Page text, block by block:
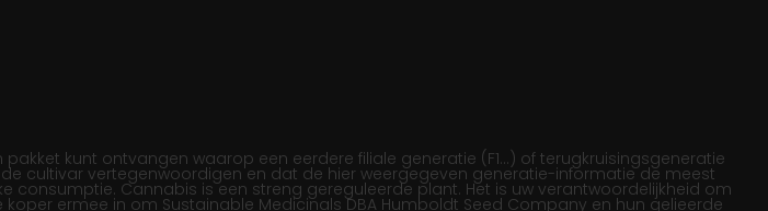
kunt ontvangen waarop een eerdere filiale generatie (F1…) of terugkruisingsgeneratie
cultivar vertegenwoordigen en dat de hier weergegeven generatie-informatie de meest
Cannabis is een streng gereguleerde plant. Het is uw verantwoordelijkheid om
ermee in om Sustainable Medicinals DBA Humboldt Seed Company en hun gelieerde